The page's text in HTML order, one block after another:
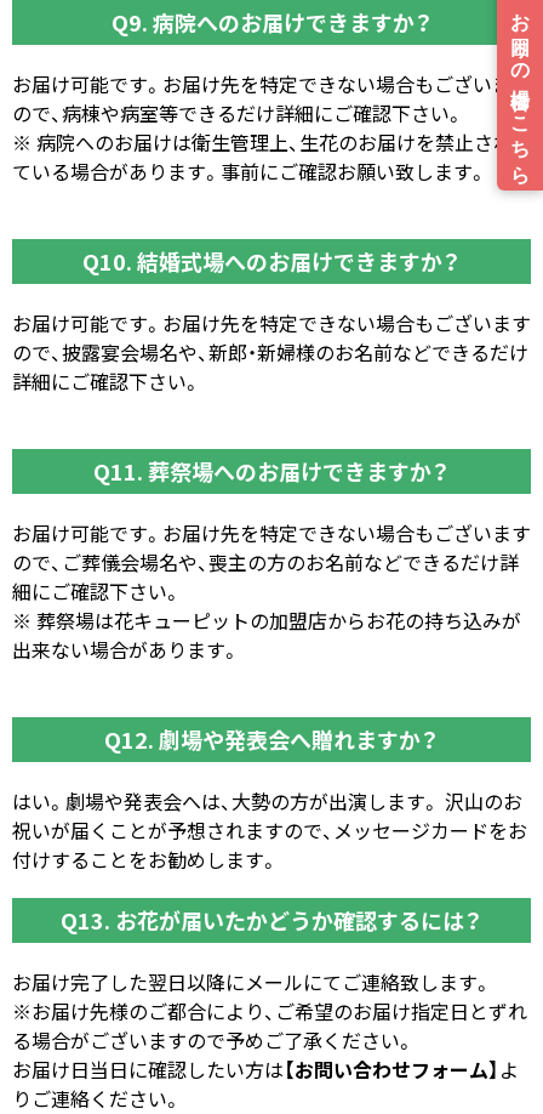
Q9. 病院へのお届けできますか？
お届け可能です。お届け先を特定できない場合もございます
ので、病棟や病室等できるだけ詳細にご確認下さい。
※ 病院へのお届けは衛生管理上、生花のお届けを禁止され
ている場合があります。事前にご確認お願い致します。
Q10. 結婚式場へのお届けできますか？
お届け可能です。お届け先を特定できない場合もございます
ので、披露宴会場名や、新郎・新婦様のお名前などできるだけ
詳細にご確認下さい。
Q11. 葬祭場へのお届けできますか？
お届け可能です。お届け先を特定できない場合もございます
ので、ご葬儀会場名や、喪主の方のお名前などできるだけ詳
細にご確認下さい。
※ 葬祭場は花キューピットの加盟店からお花の持ち込みが
出来ない場合があります。
Q12. 劇場や発表会へ贈れますか？
はい。劇場や発表会へは、大勢の方が出演します。 沢山のお
祝いが届くことが予想されますので、メッセージカードをお
付けすることをお勧めします。
Q13. お花が届いたかどうか確認するには？
お届け完了した翌日以降にメールにてご連絡致します。
※お届け先様のご都合により、ご希望のお届け指定日とずれ
る場合がございますので予めご了承ください。
お届け日当日に確認したい方は【お問い合わせフォーム】 よ
りご連絡ください。